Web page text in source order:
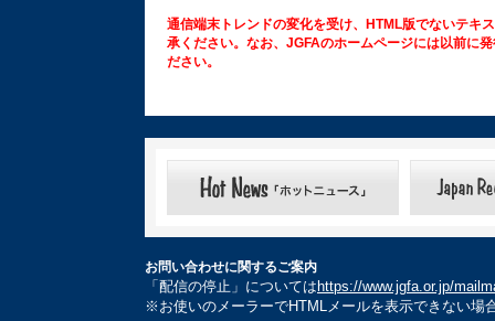
通信端末トレンドの変化を受け、HTML版でないテキ
承ください。なお、JGFAのホームページには以前に
ださい。
お問い合わせに関するご案内
「配信の停止」については https://www.jgfa.or.jp/
※お使いのメーラーでHTMLメールを表示できない場